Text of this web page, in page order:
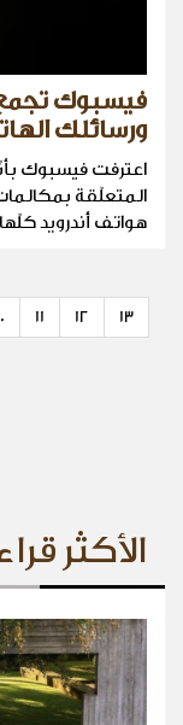
فيسبوك
ورسائلك
اعترفت فيسبوك
المتعلّقة
هواتف أندرويد
11 12 13
الأكثر